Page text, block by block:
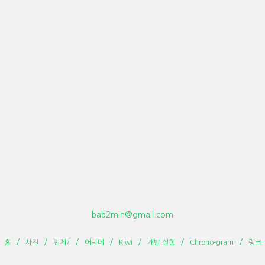
bab2min@gmail.com
홈 사전 언제? 어듸메 Kiwi 개발 실험 Chrono-gram 링크